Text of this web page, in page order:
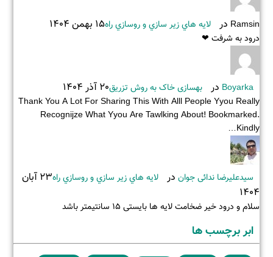
Ramsin در لايه هاي زير سازي و روسازي راه15 بهمن 1404
درود به شرفت ❤
Boyarka در بهسازی خاک به روش تزریق20 آذر 1404
Thank You A Lot For Sharing This With Alll People Yyou Really
Recognijze What Yyou Are Tawlking About! Bookmarked.
Kindly…
سیدعلیرضا ندائی جوان در لايه هاي زير سازي و روسازي راه
23 آبان
1404
سلام و درود خیر ضخامت لایه ها بایستی ۱۵ سانتیمتر باشد
ابر برچسب ها